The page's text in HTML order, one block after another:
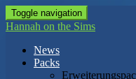
Toggle navigation
Hannah on the Sims
News
Packs